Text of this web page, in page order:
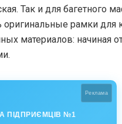
Так и для багетного
рамки для
материалов: начиная
Реклама
ПІДПРИЄМЦІВ №1